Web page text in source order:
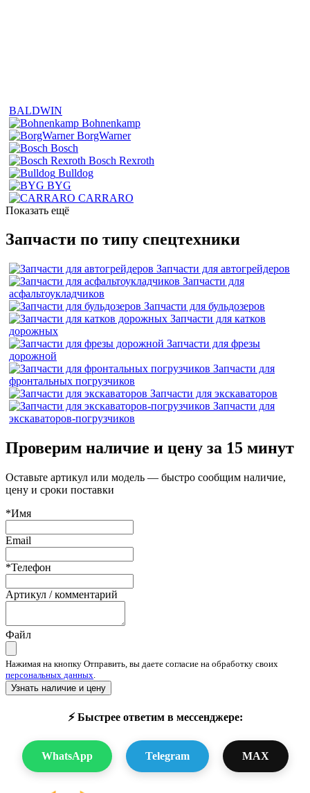
BALDWIN
Bohnenkamp
BorgWarner
Bosch
Bosch Rexroth
Bulldog
BYG
CARRARO
Показать ещё
Запчасти по типу спецтехники
Запчасти для автогрейдеров
Запчасти для
асфальтоукладчиков
Запчасти для бульдозеров
Запчасти для катков
дорожных
Запчасти для фрезы
дорожной
Запчасти для
фронтальных погрузчиков
Запчасти для экскаваторов
Запчасти для
экскаваторов-погрузчиков
Проверим наличие и цену за 15 минут
Оставьте артикул или модель — быстро сообщим наличие,
цену и сроки поставки
*Имя
Email
*Телефон
Артикул / комментарий
Файл
Нажимая на кнопку Отправить, вы даете согласие на обработку своих
персональных данных.
Узнать наличие и цену
⚡ Быстрее ответим в мессенджере:
WhatsApp Telegram MAX